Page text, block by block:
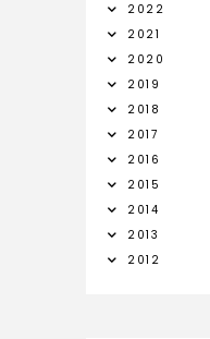
2022
2021
2020
2019
2018
2017
2016
2015
2014
2013
2012